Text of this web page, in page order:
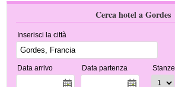
Cerca hotel a Gordes
Inserisci la città
Data arrivo Data partenza Stanze